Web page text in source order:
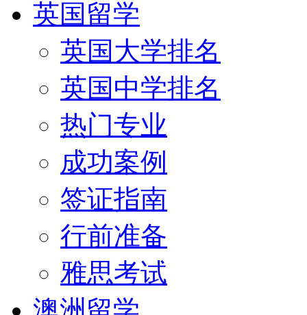
英国留学
英国大学排名
英国中学排名
热门专业
成功案例
签证指南
行前准备
雅思考试